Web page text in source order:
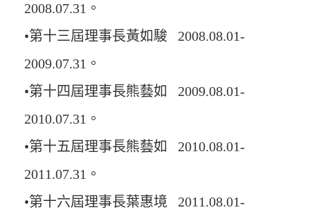
2008.07.31。
•第十三屆理事長黃如駿 2008.08.01-
2009.07.31。
•第十四屆理事長熊藝如 2009.08.01-
2010.07.31。
•第十五屆理事長熊藝如 2010.08.01-
2011.07.31。
•第十六屆理事長葉惠境 2011.08.01-